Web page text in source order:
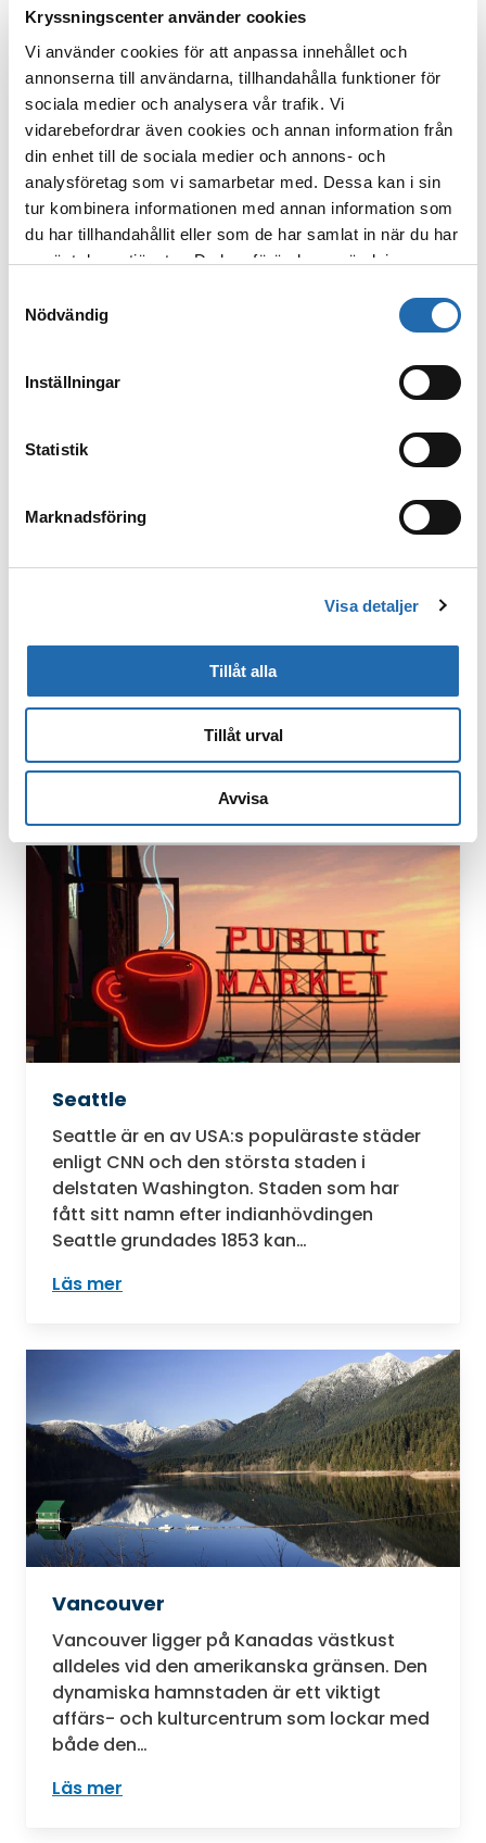
Kryssningscenter använder cookies
Vi använder cookies för att anpassa innehållet och
annonserna till användarna, tillhandahålla funktioner för
sociala medier och analysera vår trafik. Vi
vidarebefordrar även cookies och annan information från
din enhet till de sociala medier och annons- och
analysföretag som vi samarbetar med. Dessa kan i sin
tur kombinera informationen med annan information som
du har tillhandahållit eller som de har samlat in när du har
använt deras tjänster. Du kan förändra användningen av
frånInformation om kakor (cookies)
-länken i nedre
Nödvändig
Inställningar
Statistik
Marknadsföring
Visa detaljer
Tillåt alla
Tillåt urval
Avvisa
Miami
Soliga Miami är på många sätt ett
komplett semestermål. De kilometerlånga
sandstränderna, palmerna, det behagliga
vädret och det mångkulturella, vibrerande
nöjeslivet…
måste besöka minst en gång i sitt liv.
Förutom all kultur, shopping och intensiv
stadsmiljö får man den unika upplevelsen
Läs mer: New York
Seattle
Seattle är en av USA:s populäraste städer
enligt CNN och den största staden i
delstaten Washington. Staden som har
fått sitt namn efter indianhövdingen
Seattle grundades 1853 kan…
Läs mer
Vancouver
Vancouver ligger på Kanadas västkust
alldeles vid den amerikanska gränsen. Den
dynamiska hamnstaden är ett viktigt
affärs- och kulturcentrum som lockar med
både den…
Läs mer